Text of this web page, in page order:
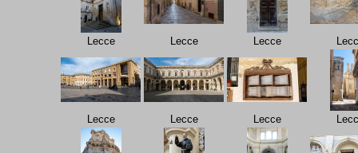
Lecce Lecce Lecce
Lecce Lecce Lecce